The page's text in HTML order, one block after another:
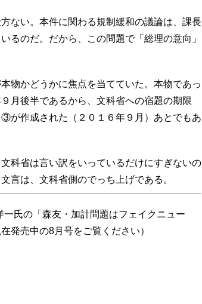
ない。本件に関わる規制緩和の議論は、課長
るのだ。だから、この問題で「総理の意向」
物かどうかに焦点を当てていた。本物であっ
月後半であるから、文科省への宿題の期限
が作成された（２０１６年９月）あとでもあ
科省は言い訳をいっているだけにすぎないの
言は、文科省側のでっち上げである。
一氏の「森友・加計問題はフェイクニュー
発売中の8月号をご覧ください）